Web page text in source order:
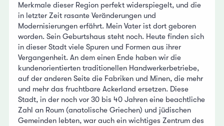
Merkmale dieser Region perfekt widerspiegelt, und die
in letzter Zeit rasante Veränderungen und
Modernisierungen erfährt. Mein Vater ist dort geboren
worden. Sein Geburtshaus steht noch. Heute finden sich
in dieser Stadt viele Spuren und Formen aus ihrer
Vergangenheit. An dem einen Ende haben wir die
kundenorientierten traditionellen Handwerkerbetriebe,
auf der anderen Seite die Fabriken und Minen, die mehr
und mehr das fruchtbare Ackerland ersetzen. Diese
Stadt, in der noch vor 30 bis 40 Jahren eine beachtliche
Zahl an Roum (anatolische Griechen) und jüdischen
Gemeinden lebten, war auch ein wichtiges Zentrum des